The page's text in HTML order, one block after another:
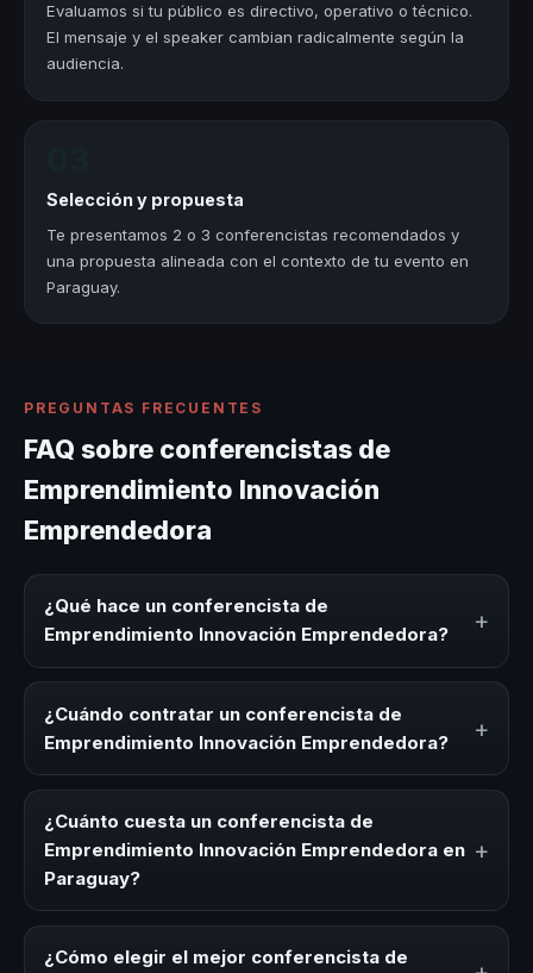
Evaluamos si tu público es directivo, operativo o técnico.
El mensaje y el speaker cambian radicalmente según la
audiencia.
Selección y propuesta
Te presentamos 2 o 3 conferencistas recomendados y
una propuesta alineada con el contexto de tu evento en
Paraguay.
PREGUNTAS FRECUENTES
FAQ sobre conferencistas de
Emprendimiento Innovación
Emprendedora
¿Qué hace un conferencista de
Emprendimiento Innovación Emprendedora?
+
Emprendedora es un experto que comparte
conocimiento, estrategias y experiencias sobre este tema
en eventos corporativos, convenciones y seminarios. Su
objetivo es generar reflexión, inspiración y herramientas
¿Cuándo contratar un conferencista de
Emprendimiento Innovación Emprendedora?
+
Innovación Emprendedora para kick-offs, convenciones
anuales, programas de desarrollo, eventos de integración
o cuando tu organización necesita impulsar un cambio
cultural relacionado con esta temática.
¿Cuánto cuesta un conferencista de
Emprendimiento Innovación Emprendedora en
Paraguay?
+
modalidad (presencial o virtual) y la duración del evento.
¿Cómo elegir el mejor conferencista de